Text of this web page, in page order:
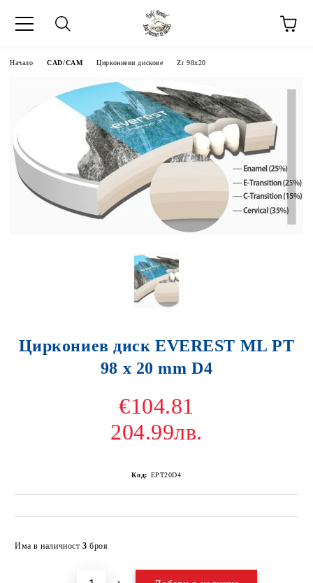
Начало CAD/CAM Циркониеви дискове Zr 98x20
Циркониев диск EVEREST ML PT
98 x 20 mm D4
€104.81
204.99лв.
Код: EPT20D4
Има в наличност 3 броя